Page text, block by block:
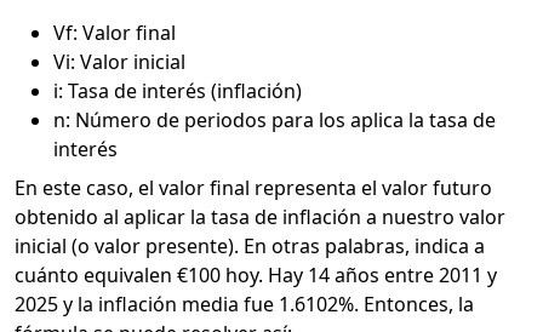
Vf: Valor final
Vi: Valor inicial
i: Tasa de interés (inflación)
n: Número de periodos para los aplica la tasa de
interés
En este caso, el valor final representa el valor futuro
obtenido al aplicar la tasa de inflación a nuestro valor
inicial (o valor presente). En otras palabras, indica a
cuánto equivalen €100 hoy. Hay 14 años entre 2011 y
2025 y la inflación media fue 1.6102%. Entonces, la